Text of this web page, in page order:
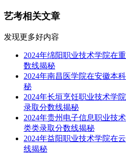
艺考相关文章
发现更多好内容
2024年绵阳职业技术学院在
数线揭秘
2024年南昌医学院在安徽本
秘
2024年长垣烹饪职业技术学
录取分数线揭秘
2024年贵州电子信息职业技
类类录取分数线揭秘
2024年益阳职业技术学院在
线揭秘